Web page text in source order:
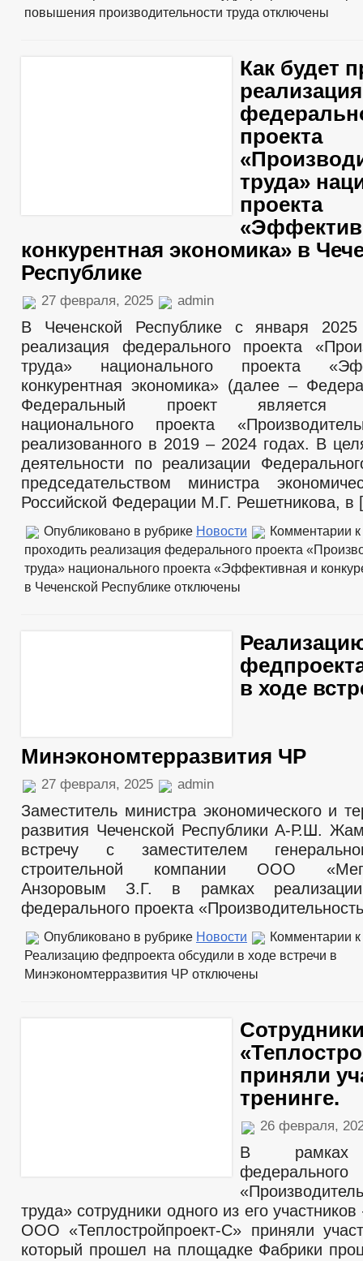
повышения производительности труда отключены
Как будет
реализация
проекта
труда»
проекта
конкурентная экономика» в
Республике
27 февраля, 2025 admin
В Чеченской Республике с января 2025
реализация федерального проекта
труда» национального проекта
конкурентная экономика» (далее –
Федеральный проект является
национального проекта
реализованного в 2019 – 2024 годах. В
деятельности по реализации
председательством министра
Российской Федерации М.Г. Решетникова,
Опубликовано в рубрике Новости Комментарии
проходить реализация федерального проекта
труда» национального проекта «Эффективная и
в Чеченской Республике отключены
в ходе
Минэкономтерразвития ЧР
27 февраля, 2025 admin
Заместитель министра экономического и
развития Чеченской Республики А-Р.Ш.
встречу с заместителем
строительной компании ООО
Анзоровым З.Г. в рамках реализации
федерального проекта
Опубликовано в рубрике Новости Комментарии
Реализацию федпроекта обсудили в ходе встречи в
Минэкономтерразвития ЧР отключены
приняли
тренинге.
26 февраля,
В рамках
труда» сотрудники одного из его
ООО «Теплостройпроект-С» приняли
который прошел на площадке Фабрики